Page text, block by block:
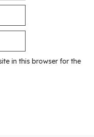
in this browser for the